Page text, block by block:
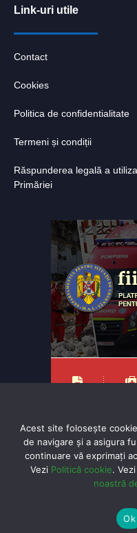
Link-uri utile
Contact
Cookies
Politica de confidentialitate
Termeni și condiții
Răspunderea legală a
Primăriei
Powered byTNT
© Copyright
Acest site folosește
de navigare și a asigura
continuare vă exprimaţi
Vezi Politică cookie.
noastră
Ok